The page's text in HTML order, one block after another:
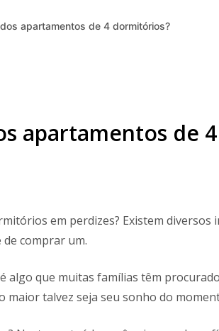
apartamentos de 4 dormitórios?
apartamentos de
em perdizes? Existem diversos
comprar um.
algo que muitas famílias têm
talvez seja seu sonho do